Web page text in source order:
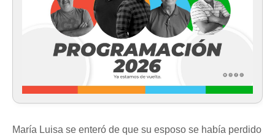
María Luisa se enteró de que su esposo se había perdido